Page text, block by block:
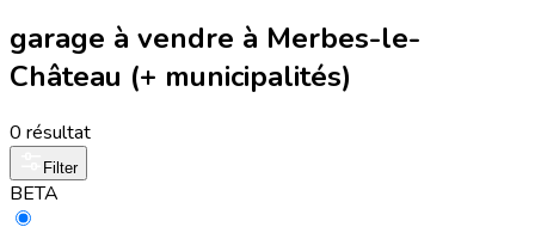
garage à vendre à Merbes-le-
Château (+ municipalités)
0 résultat
Filter
BETA